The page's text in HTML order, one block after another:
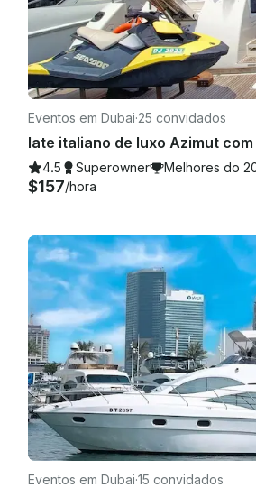
política de cancelamento?
R: Verifique a plataforma da
de cancelamento aplicáveis a esta
turísticos estão incluídos?
R: Sim, você pode desfrutar de vistas
Marina de Dubai e seus pontos
P: Onde fica o ponto de embarque?
R: O local de coleta e entrega é na
detalhes específicos serão
da reserva.
Eventos em Dubai·25 convidados
4.5 Superowner Melhores do
$157/hora
Eventos em Dubai·15 convidados